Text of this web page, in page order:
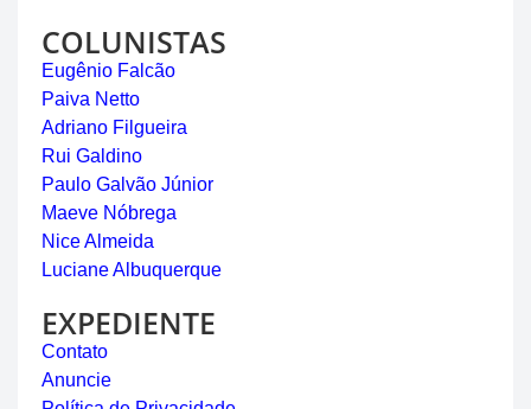
COLUNISTAS
Eugênio Falcão
Paiva Netto
Adriano Filgueira
Rui Galdino
Paulo Galvão Júnior
Maeve Nóbrega
Nice Almeida
Luciane Albuquerque
EXPEDIENTE
Contato
Anuncie